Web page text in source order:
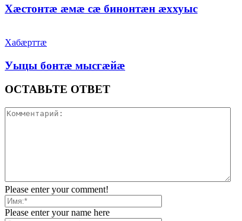
Хæстонтæ æмæ сæ бинонтæн æххуыс
Хабæрттæ
Уыцы бонтæ мысгæйæ
ОСТАВЬТЕ ОТВЕТ
Please enter your comment!
Please enter your name here